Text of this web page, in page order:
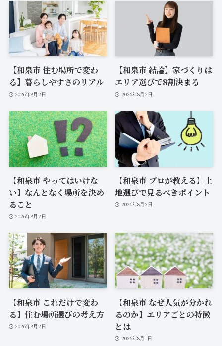
【和泉市 住む場所で変わ
る】暮らしやすさのリアル
2026年8月2日
【和泉市 結論】家づくりは
エリア選びで8割決まる
2026年8月2日
【和泉市 やってはいけな
い】なんとなく場所を決め
ること
2026年8月2日
【和泉市 プロが教える】土
地選びで見るべきポイント
2026年8月2日
【和泉市 これだけで変わ
る】住む場所選びの考え方
2026年8月2日
【和泉市 なぜ人気が分かれ
るのか】エリアごとの特徴
とは
2026年8月1日